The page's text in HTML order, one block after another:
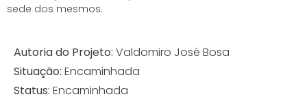
sede dos mesmos.
Autoria do Projeto: Valdomiro José Bosa
Situação: Encaminhada
Status: Encaminhada